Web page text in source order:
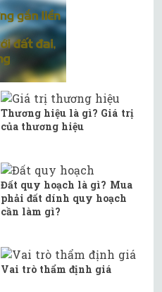
Thương hiệu là gì? Giá trị
của thương hiệu
Đất quy hoạch là gì? Mua
phải đất dính quy hoạch
cần làm gì?
Vai trò thẩm định giá